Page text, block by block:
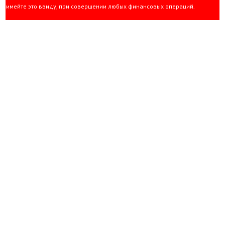
имейте это ввиду, при совершении любых финансовых операций.